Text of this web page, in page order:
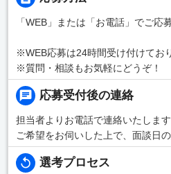
「WEB」または「お電話」でご応
※WEB応募は24時間受け付けてお
※質問・相談もお気軽にどうぞ！
応募受付後の連絡
担当者よりお電話で連絡いたします
ご希望をお伺いした上で、面談日
選考プロセス